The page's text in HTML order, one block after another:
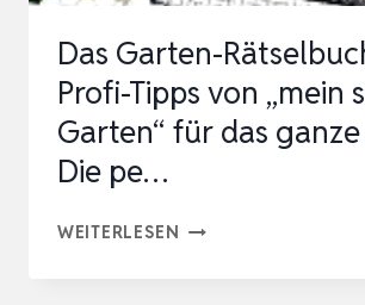
Das Garten-
Profi-Tipps von „mein
Garten“ für das
Die pe…
WEITERLESEN DAS